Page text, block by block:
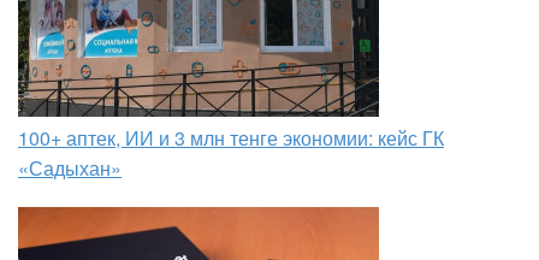
100+ аптек, ИИ и 3 млн тенге экономии: кейс ГК
«Садыхан»